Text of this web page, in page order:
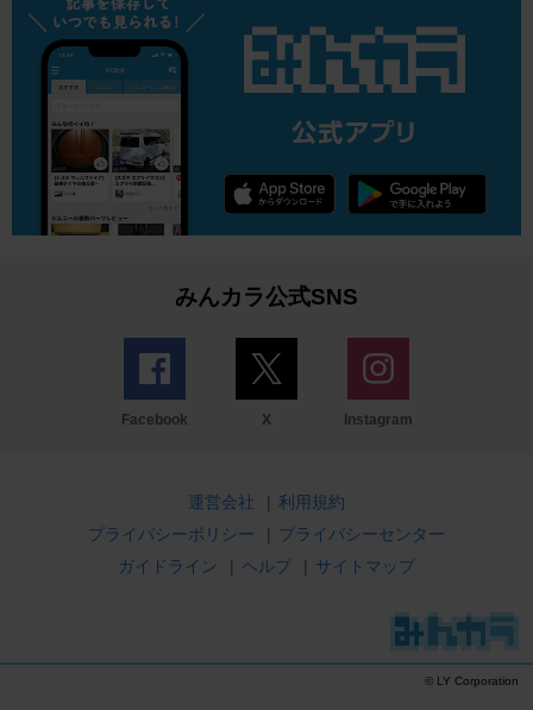
みんカラ公式SNS
Facebook X Instagram
運営会社 | 利用規約
プライバシーポリシー
| プライバシーセンター
ガイドライン
| ヘルプ | サイトマップ
© LY Corporation